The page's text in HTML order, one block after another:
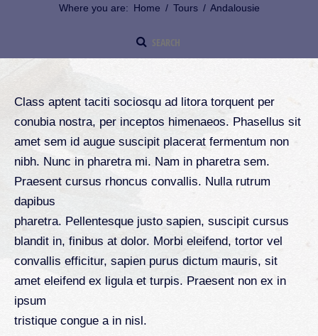
Where you are: Home / Tours / Andalousie
Class aptent taciti sociosqu ad litora torquent per
conubia nostra, per inceptos himenaeos. Phasellus sit
amet sem id augue suscipit placerat fermentum non
nibh. Nunc in pharetra mi. Nam in pharetra sem.
Praesent cursus rhoncus convallis. Nulla rutrum
dapibus
pharetra. Pellentesque justo sapien, suscipit cursus
blandit in, finibus at dolor. Morbi eleifend, tortor vel
convallis efficitur, sapien purus dictum mauris, sit
amet eleifend ex ligula et turpis. Praesent non ex in
ipsum
tristique congue a in nisl.